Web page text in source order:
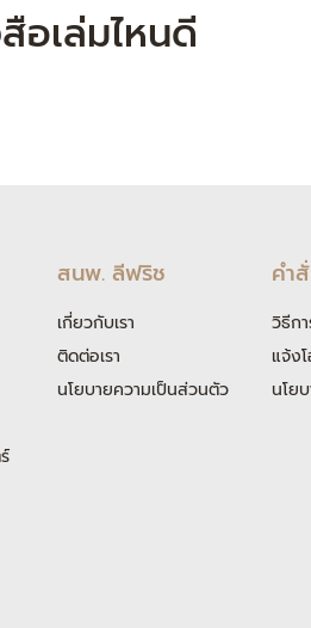
อเล่มไหนดี
สนพ. ลีฟริช
เกี่ยวกับเรา
ติดต่อเรา
นโยบายความเป็นส่วนตัว
คำ
วิธีก
แจ้ง
นโย